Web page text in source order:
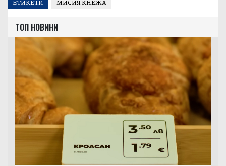
ЕТИКЕТИ МИСИЯ КНЕЖА
ТОП НОВИНИ